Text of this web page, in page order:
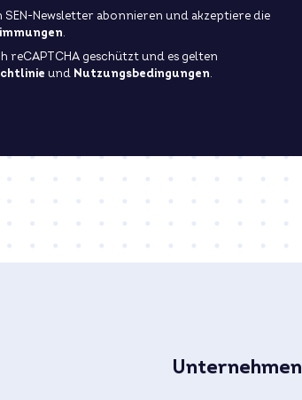
SEN-Newsletter abonnieren und akzeptiere die
.
reCAPTCHA geschützt und es gelten
und Nutzungsbedingungen.
Unternehmen